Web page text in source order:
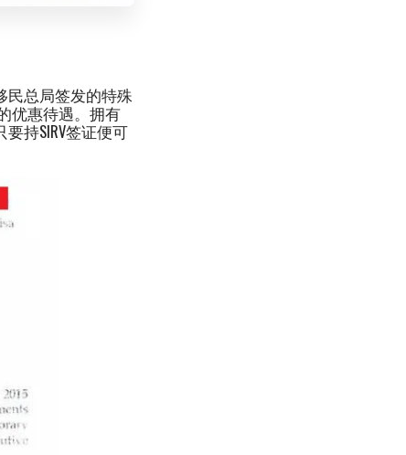
民总局签发的特殊
优惠待遇。拥有
持SIRV签证便可